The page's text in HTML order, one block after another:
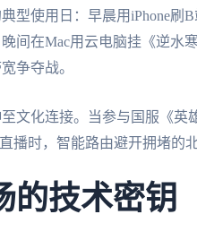
型使用日：早晨用iPhone刷
间在Mac用云电脑挂《逆水
争夺战。
文化连接。当参与国服《
播时，智能路由避开拥堵的
的技术密钥